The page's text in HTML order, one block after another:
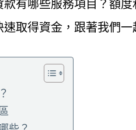
有哪些服務項目？額
取得資金，跟著我們一